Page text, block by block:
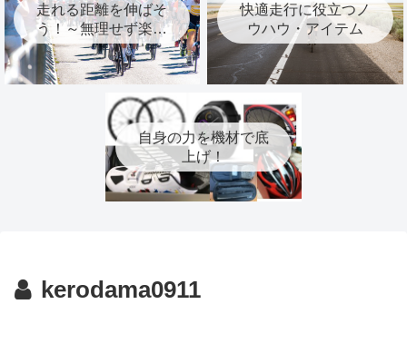
走れる距離を伸ばそ
う！～無理せず楽し
くトレーニング～
快適走行に役立つノ
ウハウ・アイテム
自身の力を機材で底
上げ！
kerodama0911